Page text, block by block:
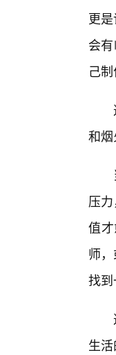
更
会
己
和
压
值
师
找
生活